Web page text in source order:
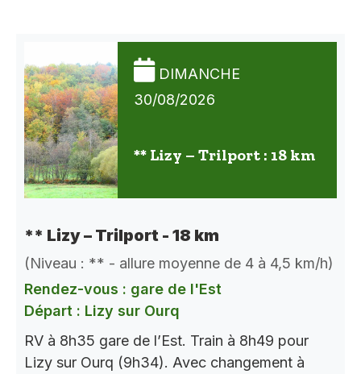
DIMANCHE
30/08/2026
** Lizy – Trilport : 18 km
** Lizy – Trilport - 18 km
(Niveau : ** - allure moyenne de 4 à 4,5 km/h)
Rendez-vous : gare de l'Est
Départ : Lizy sur Ourq
RV à 8h35 gare de l’Est. Train à 8h49 pour
Lizy sur Ourq (9h34). Avec changement à